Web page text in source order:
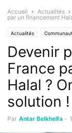
Accueil Actualités
par un financement
Actualités
Devenir
France
Halal ?
solution !
Par Antar Belkhelfa -